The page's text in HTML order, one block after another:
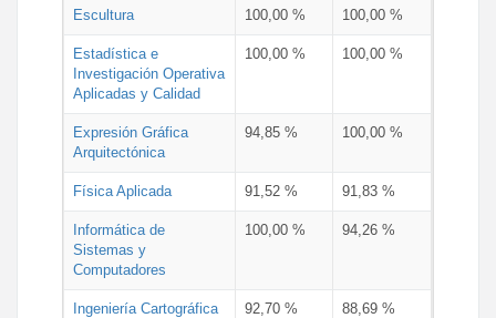
Escultura 100,00 % 100,00 %
Estadística e
Investigación Operativa
Aplicadas y Calidad
100,00 % 100,00 %
Expresión Gráfica
Arquitectónica
94,85 % 100,00 %
Física Aplicada 91,52 % 91,83 %
Informática de
Sistemas y
Computadores
100,00 % 94,26 %
Ingeniería Cartográfica
92,70 % 88,69 %